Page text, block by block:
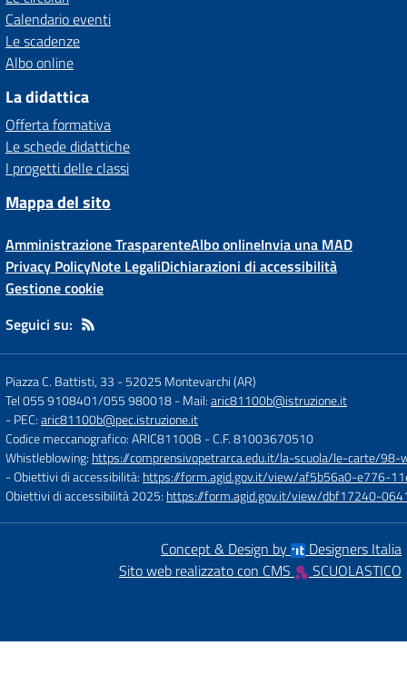
Calendario eventi
Le scadenze
Albo online
La didattica
Offerta formativa
Le schede didattiche
I progetti delle classi
Mappa del sito
Amministrazione TrasparenteAlbo onlineInvia una MAD
Privacy PolicyNote LegaliDichiarazioni di accessibilità
Gestione cookie
Seguici su:
Piazza C. Battisti, 33 -52025 Montevarchi (AR)
Tel 055 9108401/055 980018- Mail:aric81100b@istruzione.it
- PEC:aric81100b@pec.istruzione.it
Codice meccanografico: ARIC81100B - C.F. 81003670510
Whistleblowing: https://comprensivopetrarca.edu.it/la-scuola/le-carte/98-
- Obiettivi di accessibilità: https://form.agid.gov.it/view/af5b56a0-e776-
Obiettivi di accessibilità 2025: https://form.agid.gov.it/view/dbf17240-
Concept & Design by
Designers Italia
Sito web realizzato con CMS
SCUOLASTICO